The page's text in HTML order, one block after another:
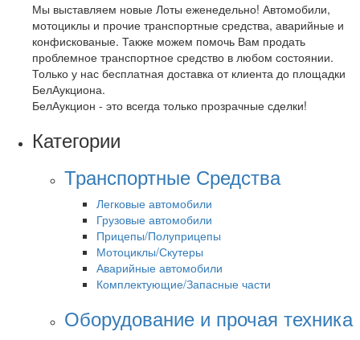
Мы выставляем новые Лоты еженедельно! Автомобили,
мотоциклы и прочие транспортные средства, аварийные и
конфискованые. Также можем помочь Вам продать
проблемное транспортное средство в любом состоянии.
Только у нас бесплатная доставка от клиента до площадки
БелАукциона.
БелАукцион - это всегда только прозрачные сделки!
Категории
Транспортные Средства
Легковые автомобили
Грузовые автомобили
Прицепы/Полуприцепы
Мотоциклы/Скутеры
Аварийные автомобили
Комплектующие/Запасные части
Оборудование и прочая техника